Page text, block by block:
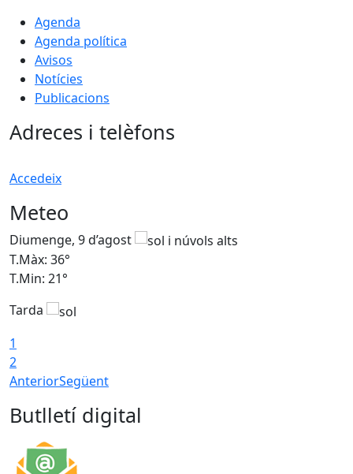
Agenda
Agenda política
Avisos
Notícies
Publicacions
Adreces i telèfons
Accedeix
Meteo
Diumenge, 9 d’agost
T.Màx: 36°
T.Min: 21°
Tarda
1
2
AnteriorSegüent
Butlletí digital